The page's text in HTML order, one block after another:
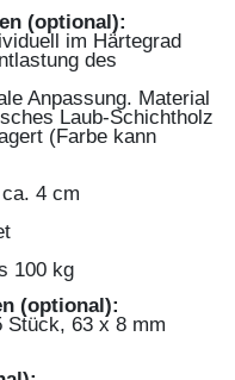
(optional):
im Härtegrad
des
Anpassung. Material
Laub-Schichtholz
(Farbe kann
4 cm
100 kg
(optional):
Stück, 63 x 8 mm